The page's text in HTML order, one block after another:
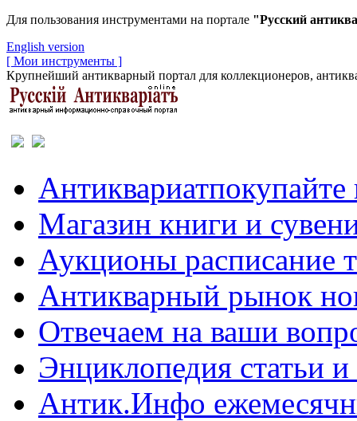
Для пользования инструментами на портале "Русский
English version
[ Мои инструменты ]
Крупнейший антикварный портал для коллекционеров,
Антиквариатпокупайте
Магазин книги и
Аукционы расписание
Антикварный рынок
Отвечаем на ваши
Энциклопедия статьи
Антик.Инфо